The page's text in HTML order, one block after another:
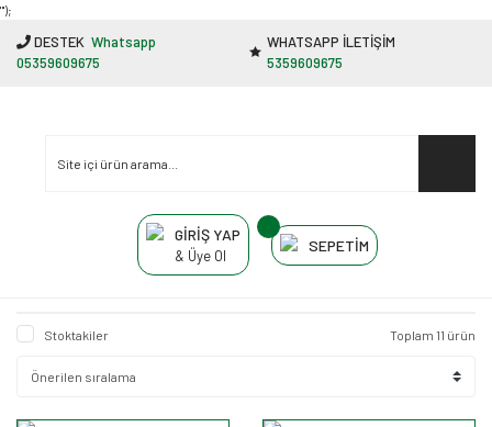
"');
DESTEK Whatsapp
05359609675
WHATSAPP İLETİŞİM
5359609675
GİRİŞ YAP
& Üye Ol
SEPETİM
Stoktakiler Toplam 11 ürün